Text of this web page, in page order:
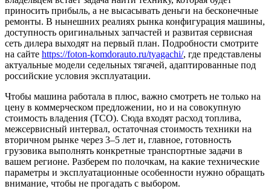
приносить прибыль, а не высасывать деньги на бесконечные
ремонты. В нынешних реалиях рынка конфигурация машины,
доступность оригинальных запчастей и развитая сервисная
сеть дилера выходят на первый план. Подробности смотрите
на сайте https://foton-komdorauto.ru/tyagachi/, где представлены
актуальные модели седельных тягачей, адаптированные под
российские условия эксплуатации.
Чтобы машина работала в плюс, важно смотреть не только на
цену в коммерческом предложении, но и на совокупную
стоимость владения (TCO). Сюда входят расход топлива,
межсервисный интервал, остаточная стоимость техники на
вторичном рынке через 3–5 лет и, главное, готовность
грузовика выполнять конкретные транспортные задачи в
вашем регионе. Разберем по полочкам, на какие технические
параметры и эксплуатационные особенности нужно обращать
внимание, чтобы не прогадать с выбором.